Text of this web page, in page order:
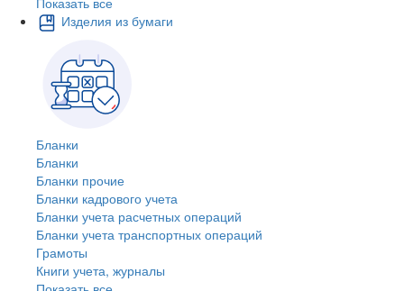
Изделия из бумаги
Бланки
Бланки
Бланки прочие
Бланки кадрового учета
Бланки учета расчетных операций
Бланки учета транспортных операций
Грамоты
Книги учета, журналы